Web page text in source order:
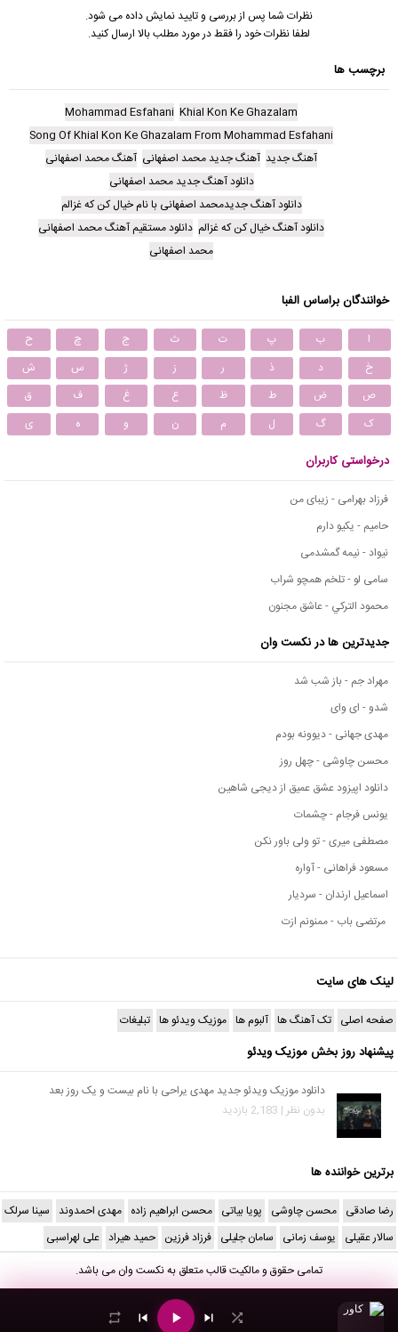
نظرات شما پس از بررسی و تایید نمایش داده می شود.
لطفا نظرات خود را فقط در مورد مطلب بالا ارسال کنید.
برچسب ها
Khial Kon Ke Ghazalam
Mohammad Esfahani
Song Of Khial Kon Ke Ghazalam From Mohammad Esfahani
آهنگ جدید آهنگ جدید محمد اصفهانی آهنگ محمد اصفهانی
دانلود آهنگ جدید محمد اصفهانی
دانلود آهنگ جدیدمحمد اصفهانی با نام خیال کن که غزالم
دانلود آهنگ خیال کن که غزالم دانلود مستقیم آهنگ محمد اصفهانی
محمد اصفهانی
خوانندگان براساس الفبا
ا ب پ ت ث ج چ
ح
خ
د ذ ر ز ژ س
ش
ص
ض ط ظ ع غ ف
ق
ک
گ ل م ن و ه ی
درخواستی کاربران
فرزاد بهرامی - زیبای من
حامیم - یکیو دارم
نیواد - نیمه گمشدمی
سامی لو - تلخم همچو شراب
محمود التركي - عاشق مجنون
جدیدترین ها در نکست وان
مهراد جم - باز شب شد
شدو - ای وای
مهدی جهانی - دیوونه بودم
محسن چاوشی - چهل روز
دانلود اپیزود عشق عمیق از دیجی شاهین
یونس فرجام - چشمات
مصطفی میری - تو ولی باور نکن
مسعود فراهانی - آواره
اسماعیل ارندان - سردیار
مرتضی باب - ممنونم ازت
لینک های سایت
صفحه اصلی تک آهنگ ها آلبوم ها موزیک ویدئو ها تبلیغات
پیشنهاد روز بخش موزیک ویدئو
دانلود موزیک ویدئو جدید مهدی یراحی با نام بیست و یک روز بعد
بدون نظر | 2,183 بازدید
برترین خواننده ها
رضا صادقی محسن چاوشی پویا بیاتی محسن ابراهیم زاده مهدی احمدوند سینا سرلک
سالار عقیلی یوسف زمانی سامان جلیلی فرزاد فرزین حمید هیراد علی لهراسبی
تمامی حقوق و مالکیت قالب متعلق بهنکست وانمی باشد.